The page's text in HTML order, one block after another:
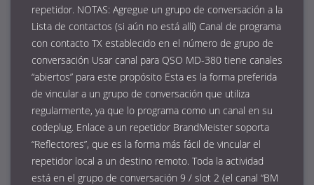
repetidor. NOTAS: Agregue un grupo de conversación a la
Lista de contactos (si aún no está allí) Canal de programa
con contacto TX establecido en el número de grupo de
conversación Usar canal para QSO MD-380 tiene canales
“abiertos” para este propósito Esta es la forma preferida
de vincular a un grupo de conversación que utiliza
regularmente, ya que lo programa como un canal en su
codeplug. Enlace a un repetidor BrandMeister soporta
“Reflectores”, que es la forma más fácil de vincular el
repetidor local a un destino remoto. Toda la actividad
está en el grupo de conversación 9 / slot 2 (el canal “BM